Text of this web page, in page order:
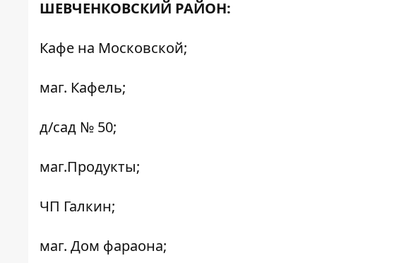
ШЕВЧЕНКОВСКИЙ РАЙОН:
Кафе на Московской;
маг. Кафель;
д/сад № 50;
маг.Продукты;
ЧП Галкин;
маг. Дом фараона;